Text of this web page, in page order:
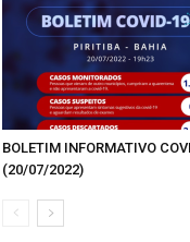
BOLETIM INFORMATIVO
(20/07/2022)